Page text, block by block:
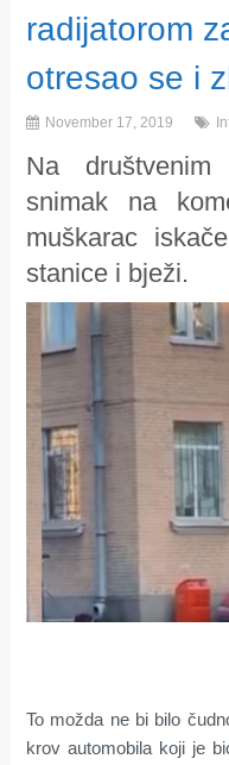
radijatorom
otresao se i
November 17, 2019
Na
snimak na
muškarac
stanice i bježi.
To možda ne bi bilo
krov automobila koji je